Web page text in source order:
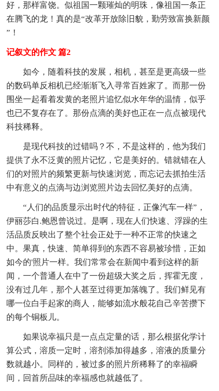
好，那样富饶。似祖国一颗璀灿的明珠，像祖国一条正
在腾飞的龙！真的是“改革开放除旧貌，勤劳致富换新颜
”！
记叙文的作文 篇2
如今，随着科技的发展，相机，甚至是更高级一些
的数码单反相机已经渐渐飞入寻常百姓家了。而那一份
围坐一起看着发黄的老照片追忆似水年华的温情，似乎
也已不复存在了。那份点滴的美好也正在一点点被现代
科技稀释。
是现代科技的过错吗？不，不是这样的，他为我们
提供了永不泛黄的照片记忆，它是美好的。错就错在人
们的对照片的频繁更新与快速浏览，而忘记去抓拍生活
中有意义的点滴与边浏览照片边去回忆美好的点滴。
“人们的品质显示出时代的特征，正像汽车一样”，
伊丽莎白.鲍恩曾说过。是啊，现在人们快速、浮躁的生
活品质反映出了整个社会正处于一种不正常的快速之
中。果真，快速、简单得到的东西不容易被珍惜，正如
如今的'照片一样。我们常常会在新闻中看到这样的新
闻，一个普通人在中了一份超级大奖之后，挥霍无度，
没有过几年，那个人甚至过得更加落魄了。我们鲜见有
哪一位白手起家的商人，能够如流水般花自己辛苦攒下
的每个铜板儿。
如果说幸福只是一点点定量的话，那么根据化学计
算公式，溶质一定时，溶剂添加得越多，溶液的质量分
数就越小。同样的，被过多的照片所稀释了的幸福瞬
间，回首所品味的幸福感也就越低了。